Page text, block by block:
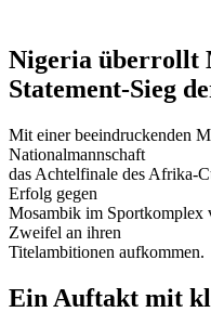
Nigeria überrollt
Statement-Sieg
Mit einer beeindruckenden
Nationalmannschaft
das Achtelfinale des Afrika-
Erfolg gegen
Mosambik im Sportkomplex
Zweifel an ihren
Titelambitionen aufkommen.
Ein Auftakt mit